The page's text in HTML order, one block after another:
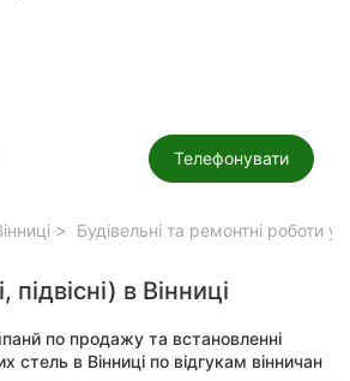
Телефонувати
Будівельні та ремонтні роботи у
в Вінниці
по продажу та встановленні
стель в Вінниці по відгукам вінничан